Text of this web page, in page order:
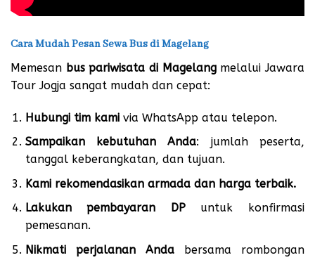
Cara Mudah Pesan Sewa Bus di Magelang
Memesan bus pariwisata di Magelangmelalui Jawara
Tour Jogja sangat mudah dan cepat:
Hubungi tim kamivia WhatsApp atau telepon.
Sampaikan kebutuhan Anda: jumlah peserta,
tanggal keberangkatan, dan tujuan.
Kami rekomendasikan armada dan harga terbaik.
Lakukan pembayaran DPuntuk konfirmasi
pemesanan.
Nikmati perjalanan Andabersama rombongan